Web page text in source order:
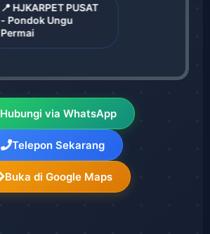
📍 HJKARPET PUSAT
- Pondok Ungu
Permai
Hubungi via WhatsApp
Telepon Sekarang
Buka di Google Maps